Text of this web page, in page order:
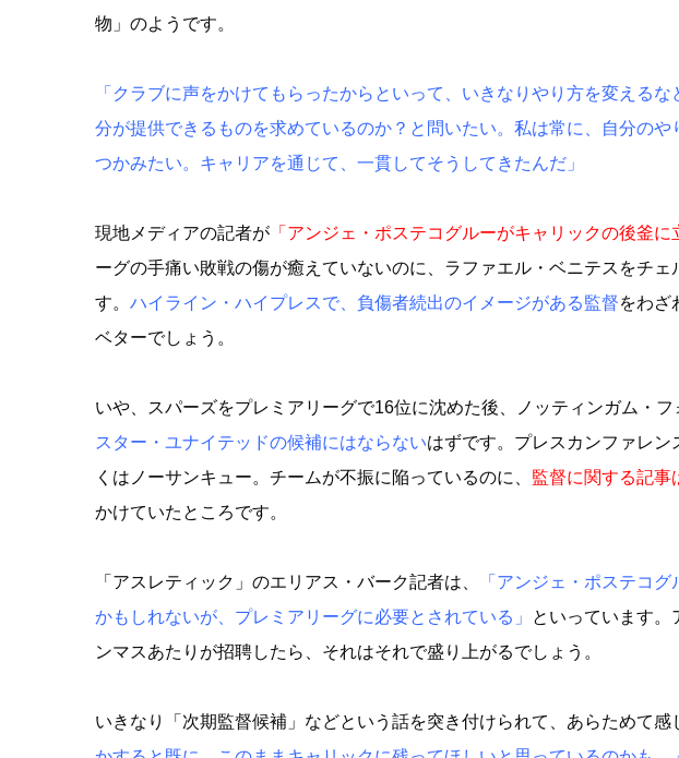
物」のようです。
「クラブに声をかけてもらったからといって、いきなりやり方を変える
分が提供できるものを求めているのか？と問いたい。私は常に、自分の
つかみたい。キャリアを通じて、一貫してそうしてきたんだ」
現地メディアの記者が 「アンジェ・ポステコグルーがキャリックの後釜に
ーグの手痛い敗戦の傷が癒えていないのに、ラファエル・ベニテスをチ
す。 ハイライン・ハイプレスで、負傷者続出のイメージがある監督をわざ
ベターでしょう。
いや、スパーズをプレミアリーグで16位に沈めた後、ノッティンガム・フ
スター・ユナイテッドの候補にはならないはずです。プレスカンファレ
くはノーサンキュー。チームが不振に陥っているのに、 監督に関する記事
かけていたところです。
「アスレティック」のエリアス・バーク記者は、
「アンジェ・ポステコ
かもしれないが、プレミアリーグに必要とされている」
といっています。
ンマスあたりが招聘したら、それはそれで盛り上がるでしょう。
いきなり「次期監督候補」などという話を突き付けられて、あらためて感